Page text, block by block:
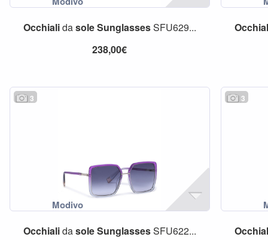
OcchialidasoleSunglassesSFU629...
238,00€
3
OcchialidasoleSunglassesSFU622...
3